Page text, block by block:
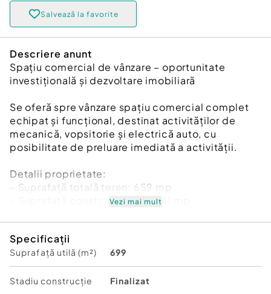
Salvează la favorite
Descriere anunt
Spațiu comercial de vânzare – oportunitate
investițională și dezvoltare imobiliară
Se oferă spre vânzare spațiu comercial complet
echipat și funcțional, destinat activităților de
mecanică, vopsitorie și electrică auto, cu
posibilitate de preluare imediată a activității.
Detalii proprietate:
– Suprafață totală teren: 659 mp
– Suprafață construită la sol: 541 mp
– Construcția este demolabilă, oferind
flexibilitate pentru noi dezvoltări
Potențial investițional:
Vezi mai mult
Specificații
Suprafață utilă (m²) 699
Stadiu construcţie Finalizat